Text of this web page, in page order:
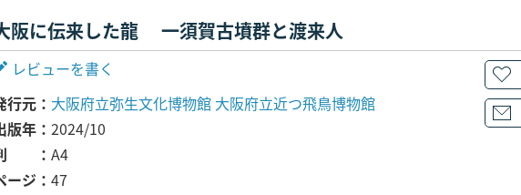
阪に伝来した龍 一須賀古墳群と渡来人
レビューを書く
行元
大阪府立弥生文化博物館 大阪府立近つ飛鳥博物館
版年
2024/10
A4
ージ
47